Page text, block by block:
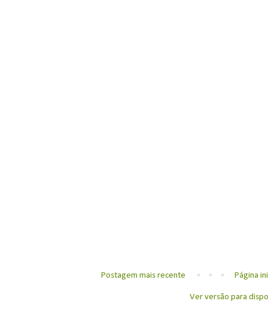
Postagem mais recente Página
Ver versão para